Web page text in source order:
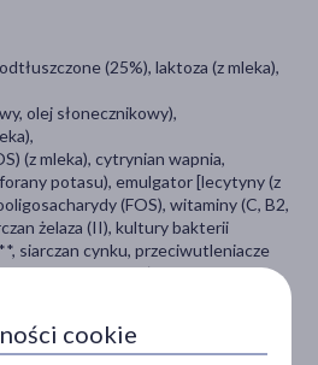
(25%), laktoza (z mleka),
olej słonecznikowy),
(z mleka), cytrynian wapnia,
potasu), emulgator [lecytyny (z
(FOS), witaminy (C, B2,
żelaza (II), kultury bakterii
siarczan cynku, przeciwutleniacze
L-askorbylu), jodek potasu
AB
i soję.
cookie